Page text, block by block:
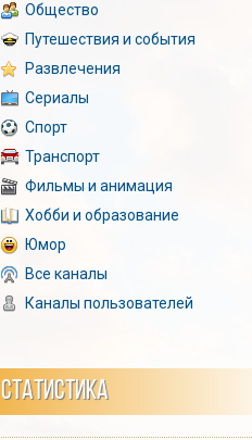
Общество
Путешествия и события
Развлечения
Сериалы
Спорт
Транспорт
Фильмы и анимация
Хобби и образование
Юмор
Все каналы
Каналы пользователей
СТАТИСТИКА